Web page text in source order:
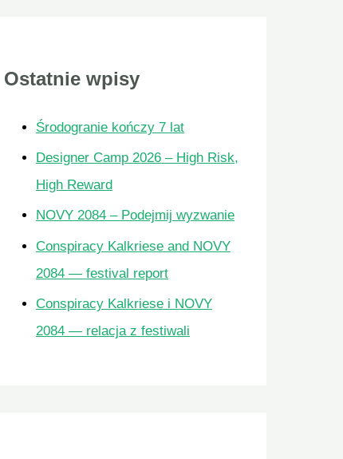
d
Ostatnie wpisy
Środogranie kończy 7 lat
Designer Camp 2026 – High Risk,
High Reward
NOVY 2084 – Podejmij wyzwanie
Conspiracy Kalkriese and NOVY
2084 — festival report
Conspiracy Kalkriese i NOVY
2084 — relacja z festiwali